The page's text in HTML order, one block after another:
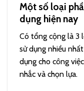
Một số loại
dụng hiện nay
Có tổng cộng là 3
sử dụng nhiều
dụng cho công
nhắc và chọn lựa.